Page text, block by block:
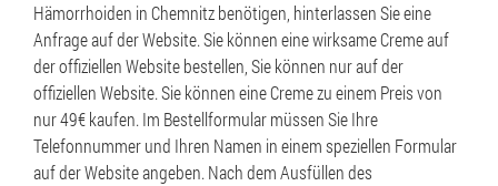
Hämorrhoiden in Chemnitz benötigen, hinterlassen Sie eine
Anfrage auf der Website. Sie können eine wirksame Creme auf
der offiziellen Website bestellen, Sie können nur auf der
offiziellen Website. Sie können eine Creme zu einem Preis von
nur 49€ kaufen. Im Bestellformular müssen Sie Ihre
Telefonnummer und Ihren Namen in einem speziellen Formular
auf der Website angeben. Nach dem Ausfüllen des